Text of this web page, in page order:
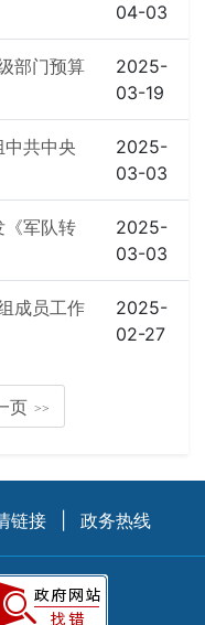
04-03
部门预算
2025-
03-19
共中央
2025-
03-03
《军队转
2025-
03-03
成员工作
2025-
02-27
页 >>
链接 政务热线